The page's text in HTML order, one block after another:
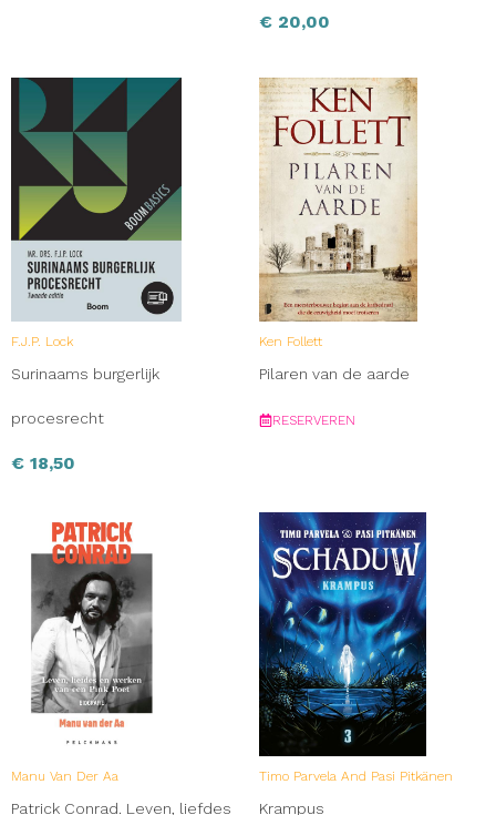
€ 20,00
F.J.P. Lock
Surinaams burgerlijk
procesrecht
€ 18,50
Ken Follett
Pilaren van de aarde
RESERVEREN
Manu Van Der Aa
Patrick Conrad. Leven, liefdes
Timo Parvela And Pasi Pitkänen
Krampus